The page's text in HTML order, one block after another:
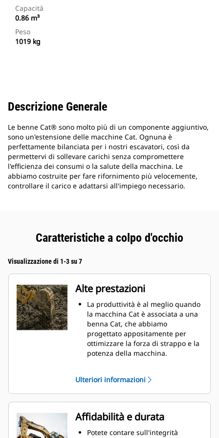
Capacità
0.86 m³
Peso
1019 kg
Descrizione Generale
Le benne Cat® sono molto più di un componente aggiuntivo,
sono un'estensione delle macchine Cat. Ognuna è
perfettamente bilanciata per i nostri escavatori, così da
permettervi di sollevare carichi senza compromettere
l'efficienza dei consumi o la salute della macchina. Le
abbiamo costruite per fare rifornimento più velocemente,
controllare il carico e adattarsi all'impiego necessario.
Caratteristiche a colpo d'occhio
Visualizzazione di 1-3 su 7
Alte prestazioni
La produttività è al meglio quando
la macchina Cat è associata a una
benna Cat, che abbiamo
progettato appositamente per
ottimizzare la forza di strappo e la
potenza della macchina.
benna. Il gioco del tallone
aggiunto assicura che il fondo
della benna non si trascini,
riducendo i costi della
manutenzione.
I consumi di carburante si
Ulteriori informazioni
Affidabilità e durata
Potete contare sull'integrità